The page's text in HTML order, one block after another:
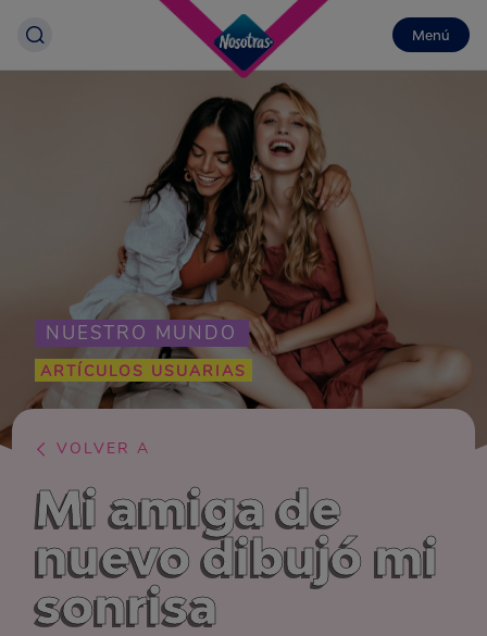
Menú
NUESTRO MUNDO
ARTÍCULOS USUARIAS
VOLVER A
Mi amiga de
nuevo dibujó mi
sonrisa